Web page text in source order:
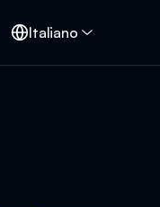
Italiano